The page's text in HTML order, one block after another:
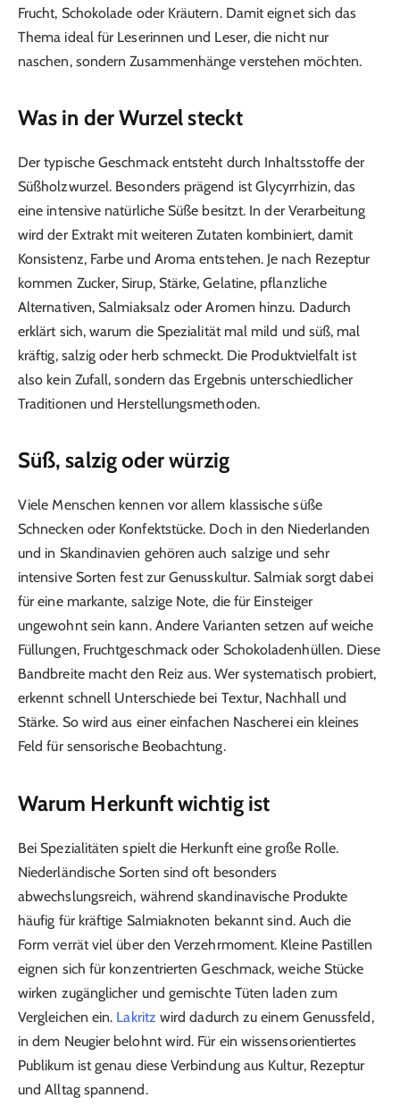
Frucht, Schokolade oder Kräutern. Damit eignet sich das
Thema ideal für Leserinnen und Leser, die nicht nur
naschen, sondern Zusammenhänge verstehen möchten.
Was in der Wurzel steckt
Der typische Geschmack entsteht durch Inhaltsstoffe der
Süßholzwurzel. Besonders prägend ist Glycyrrhizin, das
eine intensive natürliche Süße besitzt. In der Verarbeitung
wird der Extrakt mit weiteren Zutaten kombiniert, damit
Konsistenz, Farbe und Aroma entstehen. Je nach Rezeptur
kommen Zucker, Sirup, Stärke, Gelatine, pflanzliche
Alternativen, Salmiaksalz oder Aromen hinzu. Dadurch
erklärt sich, warum die Spezialität mal mild und süß, mal
kräftig, salzig oder herb schmeckt. Die Produktvielfalt ist
also kein Zufall, sondern das Ergebnis unterschiedlicher
Traditionen und Herstellungsmethoden.
Süß, salzig oder würzig
Viele Menschen kennen vor allem klassische süße
Schnecken oder Konfektstücke. Doch in den Niederlanden
und in Skandinavien gehören auch salzige und sehr
intensive Sorten fest zur Genusskultur. Salmiak sorgt dabei
für eine markante, salzige Note, die für Einsteiger
ungewohnt sein kann. Andere Varianten setzen auf weiche
Füllungen, Fruchtgeschmack oder Schokoladenhüllen. Diese
Bandbreite macht den Reiz aus. Wer systematisch probiert,
erkennt schnell Unterschiede bei Textur, Nachhall und
Stärke. So wird aus einer einfachen Nascherei ein kleines
Feld für sensorische Beobachtung.
Warum Herkunft wichtig ist
Bei Spezialitäten spielt die Herkunft eine große Rolle.
Niederländische Sorten sind oft besonders
abwechslungsreich, während skandinavische Produkte
häufig für kräftige Salmiaknoten bekannt sind. Auch die
Form verrät viel über den Verzehrmoment. Kleine Pastillen
eignen sich für konzentrierten Geschmack, weiche Stücke
wirken zugänglicher und gemischte Tüten laden zum
Vergleichen ein. Lakritz wird dadurch zu einem Genussfeld,
in dem Neugier belohnt wird. Für ein wissensorientiertes
Publikum ist genau diese Verbindung aus Kultur, Rezeptur
und Alltag spannend.